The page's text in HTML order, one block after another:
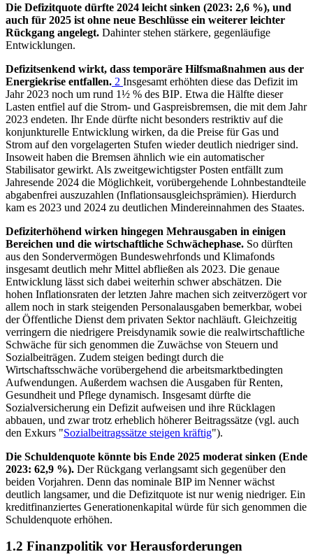
Die Defizitquote dürfte 2024 leicht sinken (2023: 2,6 %), und
auch für 2025 ist ohne neue Beschlüsse ein weiterer leichter
Rückgang angelegt. Dahinter stehen stärkere, gegenläufige
Entwicklungen.
Defizitsenkend wirkt, dass temporäre Hilfsmaßnahmen aus der
Energiekrise entfallen. 2 Insgesamt erhöhten diese das Defizit im
Jahr 2023 noch um rund 1½ % des BIP. Etwa die Hälfte dieser
Lasten entfiel auf die Strom- und Gaspreisbremsen, die mit dem Jahr
2023 endeten. Ihr Ende dürfte nicht besonders restriktiv auf die
konjunkturelle Entwicklung wirken, da die Preise für Gas und
Strom auf den vorgelagerten Stufen wieder deutlich niedriger sind.
Insoweit haben die Bremsen ähnlich wie ein automatischer
Stabilisator gewirkt. Als zweitgewichtigster Posten entfällt zum
Jahresende 2024 die Möglichkeit, vorübergehende Lohnbestandteile
abgabenfrei auszuzahlen (Inflationsausgleichsprämien). Hierdurch
kam es 2023 und 2024 zu deutlichen Mindereinnahmen des Staates.
Defiziterhöhend wirken hingegen Mehrausgaben in einigen
Bereichen und die wirtschaftliche Schwächephase. So dürften
aus den Sondervermögen Bundeswehrfonds und Klimafonds
insgesamt deutlich mehr Mittel abfließen als 2023. Die genaue
Entwicklung lässt sich dabei weiterhin schwer abschätzen. Die
hohen Inflationsraten der letzten Jahre machen sich zeitverzögert vor
allem noch in stark steigenden Personalausgaben bemerkbar, wobei
der Öffentliche Dienst dem privaten Sektor nachläuft. Gleichzeitig
verringern die niedrigere Preisdynamik sowie die realwirtschaftliche
Schwäche für sich genommen die Zuwächse von Steuern und
Sozialbeiträgen. Zudem steigen bedingt durch die
Wirtschaftsschwäche vorübergehend die arbeitsmarktbedingten
Aufwendungen. Außerdem wachsen die Ausgaben für Renten,
Gesundheit und Pflege dynamisch. Insgesamt dürfte die
Sozialversicherung ein Defizit aufweisen und ihre Rücklagen
abbauen, und zwar trotz erheblich höherer Beitragssätze (vgl. auch
den Exkurs "Sozialbeitragssätze steigen kräftig").
Die Schuldenquote könnte bis Ende 2025 moderat sinken (Ende
2023: 62,9 %). Der Rückgang verlangsamt sich gegenüber den
beiden Vorjahren. Denn das nominale BIPim Nenner wächst
deutlich langsamer, und die Defizitquote ist nur wenig niedriger. Ein
kreditfinanziertes Generationenkapital würde für sich genommen die
Schuldenquote erhöhen.
1.2 Finanzpolitik vor Herausforderungen